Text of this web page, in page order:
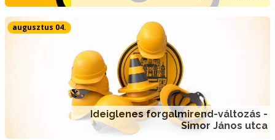
Ideiglenes forgalmirend-változás -
Simor János utca
augusztus 04.